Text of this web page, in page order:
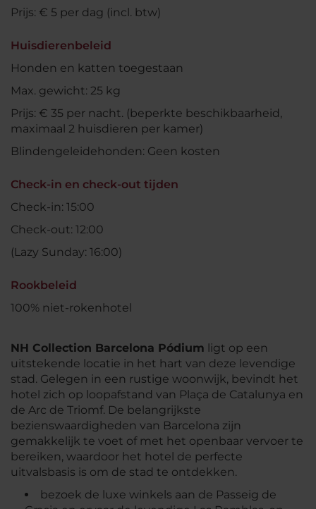
Prijs: € 5 per dag (incl. btw)
Huisdierenbeleid
Honden en katten toegestaan
Max. gewicht: 25 kg
Prijs: € 35 per nacht. (beperkte beschikbaarheid,
maximaal 2 huisdieren per kamer)
Blindengeleidehonden: Geen kosten
Check-in en check-out tijden
Check-in: 15:00
Check-out: 12:00
(Lazy Sunday: 16:00)
Rookbeleid
100% niet-rokenhotel
NH Collection Barcelona Pódium ligt op een
uitstekende locatie in het hart van deze levendige
stad. Gelegen in een rustige woonwijk, bevindt het
hotel zich op loopafstand van Plaça de Catalunya en
de Arc de Triomf. De belangrijkste
bezienswaardigheden van Barcelona zijn
gemakkelijk te voet of met het openbaar vervoer te
bereiken, waardoor het hotel de perfecte
uitvalsbasis is om de stad te ontdekken.
bezoek de luxe winkels aan de Passeig de